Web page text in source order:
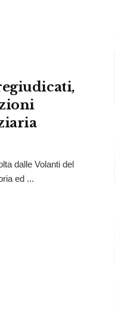
dalle Volanti del
ed ...